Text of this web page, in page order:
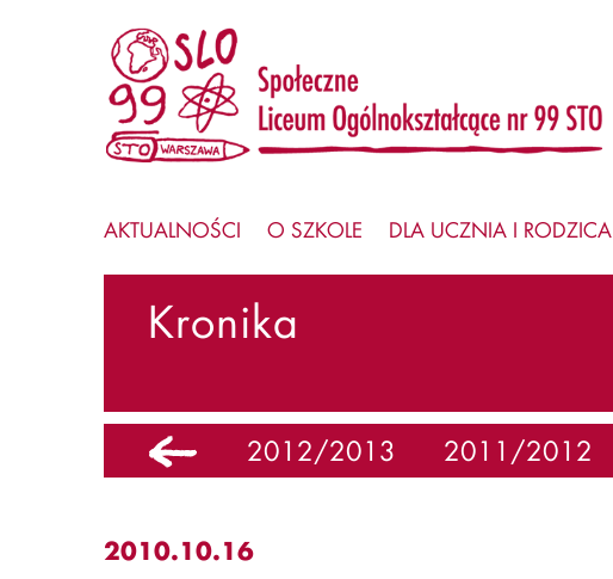
AKTUALNOŚCI O SZKOLE DLA UCZNIA I RODZICA
Kronika
2013/2014 2012/2013 2011/2012
2010.10.16